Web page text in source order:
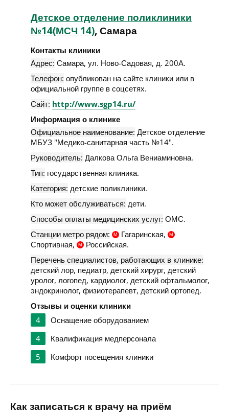
Детское отделение поликлиники
№14(МСЧ 14), Самара
Контакты клиники
Адрес: Самара, ул. Ново-Садовая, д. 200А.
Телефон: опубликован на сайте клиники или в
официальной группе в соцсетях.
Сайт: http://www.sgp14.ru/
Информация о клинике
Официальное наименование: Детское отделение
МБУЗ "Медико-санитарная часть №14".
Руководитель: Далкова Ольга Вениаминовна.
Тип: государственная клиника.
Категория: детские поликлиники.
Кто может обслуживаться: дети.
Способы оплаты медицинских услуг: ОМС.
Станции метро рядом:
М Гагаринская, М
Спортивная, М
Российская.
Перечень специалистов, работающих в клинике:
детский лор, педиатр, детский хирург, детский
уролог, логопед, кардиолог, детский офтальмолог,
эндокринолог, физиотерапевт, детский ортопед.
Отзывы и оценки клиники
4
Оснащение оборудованием
4
Квалификация медперсонала
5
Комфорт посещения клиники
Как записаться к врачу на приём